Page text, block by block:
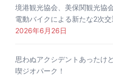
境港観光協会、美保関観光協
電動バイクによる新たな2次交
2026年6月26日
思わぬアクシデントあったけ
喫ジオパーク！